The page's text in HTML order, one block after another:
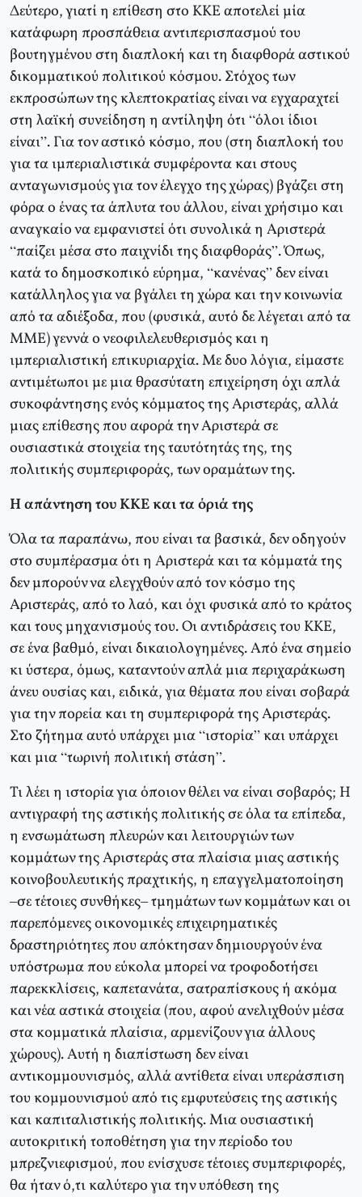
Δεύτερο, γιατί η επίθεση στο ΚΚΕ αποτελεί μία
κατάφωρη προσπάθεια αντιπερισπασμού του
βουτηγμένου στη διαπλοκή και τη διαφθορά αστικού
δικομματικού πολιτικού κόσμου. Στόχος των
εκπροσώπων της κλεπτοκρατίας είναι να εγχαραχτεί
στη λαϊκή συνείδηση η αντίληψη ότι “όλοι ίδιοι
είναι”. Για τον αστικό κόσμο, που (στη διαπλοκή του
για τα ιμπεριαλιστικά συμφέροντα και στους
ανταγωνισμούς για τον έλεγχο της χώρας) βγάζει στη
φόρα ο ένας τα άπλυτα του άλλου, είναι χρήσιμο και
αναγκαίο να εμφανιστεί ότι συνολικά η Αριστερά
“παίζει μέσα στο παιχνίδι της διαφθοράς”. Όπως,
κατά το δημοσκοπικό εύρημα, “κανένας” δεν είναι
κατάλληλος για να βγάλει τη χώρα και την κοινωνία
από τα αδιέξοδα, που (φυσικά, αυτό δε λέγεται από τα
ΜΜΕ) γεννά ο νεοφιλελευθερισμός και η
ιμπεριαλιστική επικυριαρχία. Με δυο λόγια, είμαστε
αντιμέτωποι με μια θρασύτατη επιχείρηση όχι απλά
συκοφάντησης ενός κόμματος της Αριστεράς, αλλά
μιας επίθεσης που αφορά την Αριστερά σε
ουσιαστικά στοιχεία της ταυτότητάς της, της
πολιτικής συμπεριφοράς, των οραμάτων της.
Η απάντηση του ΚΚΕ και τα όριά της
Όλα τα παραπάνω, που είναι τα βασικά, δεν οδηγούν
στο συμπέρασμα ότι η Αριστερά και τα κόμματά της
δεν μπορούν να ελεγχθούν από τον κόσμο της
Αριστεράς, από το λαό, και όχι φυσικά από το κράτος
και τους μηχανισμούς του. Οι αντιδράσεις του ΚΚΕ,
σε ένα βαθμό, είναι δικαιολογημένες. Από ένα σημείο
κι ύστερα, όμως, καταντούν απλά μια περιχαράκωση
άνευ ουσίας και, ειδικά, για θέματα που είναι σοβαρά
για την πορεία και τη συμπεριφορά της Αριστεράς.
Στο ζήτημα αυτό υπάρχει μια “ιστορία” και υπάρχει
και μια “τωρινή πολιτική στάση”.
Τι λέει η ιστορία για όποιον θέλει να είναι σοβαρός; Η
αντιγραφή της αστικής πολιτικής σε όλα τα επίπεδα,
η ενσωμάτωση πλευρών και λειτουργιών των
κομμάτων της Αριστεράς στα πλαίσια μιας αστικής
κοινοβουλευτικής πραχτικής, η επαγγελματοποίηση
–σε τέτοιες συνθήκες– τμημάτων των κομμάτων και οι
παρεπόμενες οικονομικές επιχειρηματικές
δραστηριότητες που απόκτησαν δημιουργούν ένα
υπόστρωμα που εύκολα μπορεί να τροφοδοτήσει
παρεκκλίσεις, καπετανάτα, σατραπίσκους ή ακόμα
και νέα αστικά στοιχεία (που, αφού ανελιχθούν μέσα
στα κομματικά πλαίσια, αρμενίζουν για άλλους
χώρους). Αυτή η διαπίστωση δεν είναι
αντικομμουνισμός, αλλά αντίθετα είναι υπεράσπιση
του κομμουνισμού από τις εμφυτεύσεις της αστικής
και καπιταλιστικής πολιτικής. Μια ουσιαστική
αυτοκριτική τοποθέτηση για την περίοδο του
μπρεζνιεφισμού, που ενίσχυσε τέτοιες συμπεριφορές,
θα ήταν ό,τι καλύτερο για την υπόθεση της